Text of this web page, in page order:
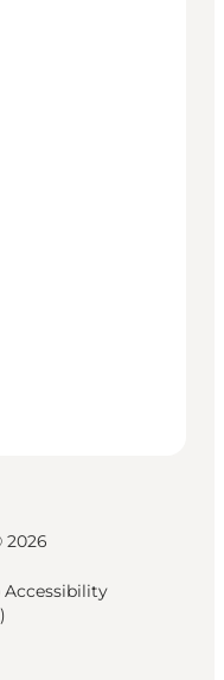
2026
Accessibility